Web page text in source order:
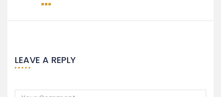
LEAVE A REPLY